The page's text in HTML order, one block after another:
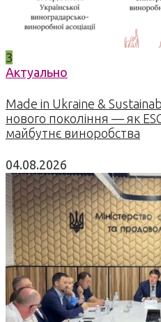
3
Актуально
Made in Ukraine &
нового покоління — як
майбутнє виноробства
04.08.2026